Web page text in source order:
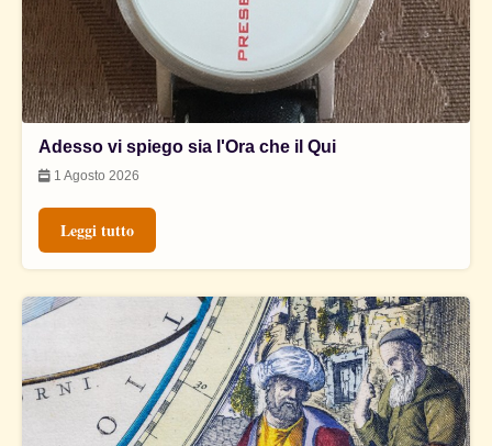
Adesso vi spiego sia l'Ora che il Qui
1 Agosto 2026
Leggi tutto